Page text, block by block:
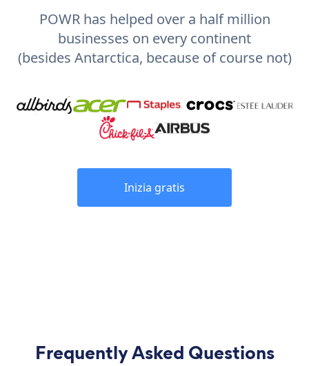
POWR has helped over a half million
businesses on every continent
(besides Antarctica, because of course not)
Inizia gratis
Frequently Asked Questions